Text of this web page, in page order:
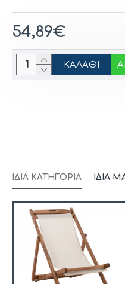
54,89€
ΚΑΛΆΘΙ
ΊΔΙΑ ΚΑΤΗΓΟΡΊΑ ΊΔΙΑ